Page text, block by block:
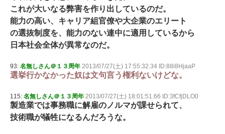
これが大いなる弊害を作り出しているのだ。
能力の高い、キャリア組官僚や大企業のエリート
の選抜制度を、能力のない連中に適用しているから
日本社会全体が異常なのだ。
93: 名無しさん＠１３周年 2013/07/27(土) 17:55:32.34 ID:88i8HjaaP
選挙行かなかった奴は文句言う権利ないけどな。
115: 名無しさん＠１３周年 2013/07/27(土) 18:01:51.66 ID:3fCfjDLO0
製造業では事務職に解雇のノルマが課せられて、
技術職が犠牲になるんだろうな。